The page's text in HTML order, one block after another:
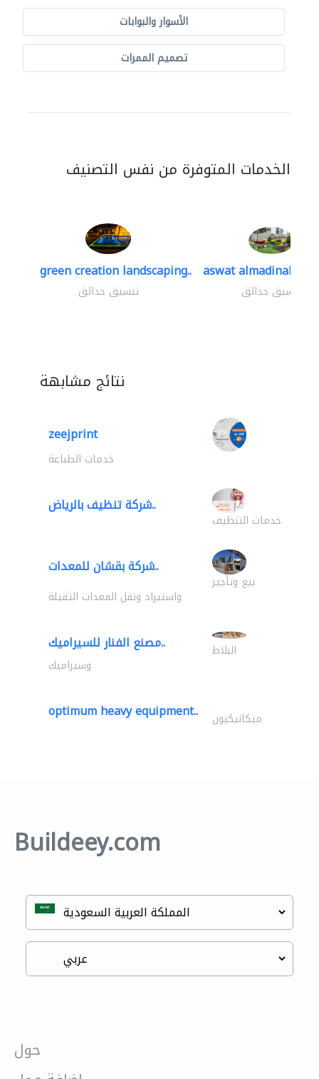
الأسوار والبوابات
تصميم الممرات
الخدمات المتوفرة من نفس التصنيف
green creation landscaping..
تنسيق حدائق
aswat almadinah
تنسيق حدائق
نتائج مشابهة
zeejprint
خدمات الطباعة
شركة تنظيف بالرياض..
خدمات التنظيف
شركة بقشان للمعدات..
بيع وتأجير
واستيراد ونقل المعدات الثقيلة
مصنع الفنار للسيراميك.. البلاط
وسيراميك
optimum heavy equipment.. ميكانيكيون
Buildeey.com
حول